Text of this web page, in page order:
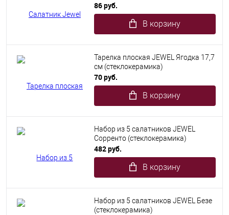
86 руб.
В корзину
Тарелка плоская JEWEL Ягодка 17,7
см (стеклокерамика)
70 руб.
В корзину
Набор из 5 салатников JEWEL
Сорренто (стеклокерамика)
482 руб.
В корзину
Набор из 5 салатников JEWEL Безе
(стеклокерамика)